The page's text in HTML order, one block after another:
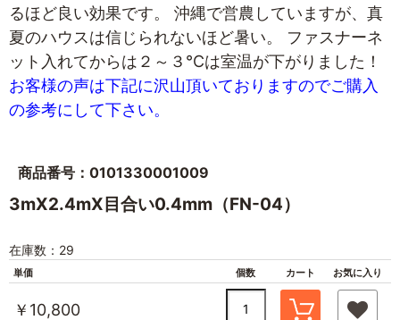
るほど良い効果です。 沖縄で営農していますが、真
夏のハウスは信じられないほど暑い。 ファスナーネ
ット入れてからは２～３℃は室温が下がりました！
お客様の声は下記に沢山頂いておりますのでご購入
の参考にして下さい。
商品番号：0101330001009
3mX2.4mX目合い0.4mm（FN-04）
在庫数：29
単価 個数 カート お気に入り
￥10,800